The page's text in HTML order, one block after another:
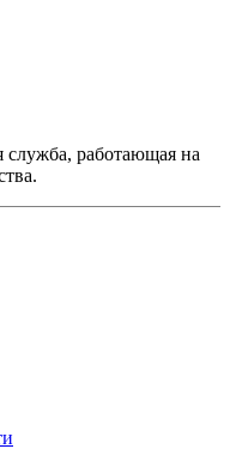
служба, работающая на